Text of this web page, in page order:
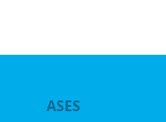
ASES